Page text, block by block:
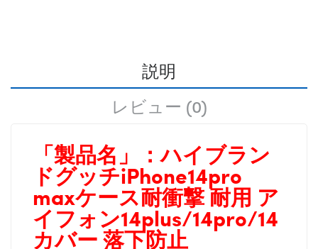
説明
レビュー (0)
「製品名」：ハイブラン
ドグッチiPhone14pro
maxケース耐衝撃 耐用 ア
イフォン14plus/14pro/14
カバー落下防止